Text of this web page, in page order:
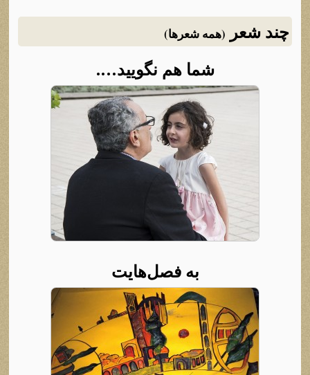
چند شعر (همه شعرها)
شما هم نگویید….
به فصل‌هایت